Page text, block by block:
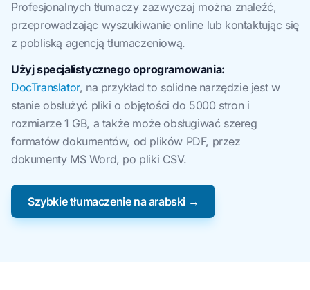
Profesjonalnych tłumaczy zazwyczaj można znaleźć,
przeprowadzając wyszukiwanie online lub kontaktując się
z pobliską agencją tłumaczeniową.
Użyj specjalistycznego oprogramowania:
DocTranslator, na przykład to solidne narzędzie jest w
stanie obsłużyć pliki o objętości do 5000 stron i
rozmiarze 1 GB, a także może obsługiwać szereg
formatów dokumentów, od plików PDF, przez
dokumenty MS Word, po pliki CSV.
Szybkie tłumaczenie na arabski →